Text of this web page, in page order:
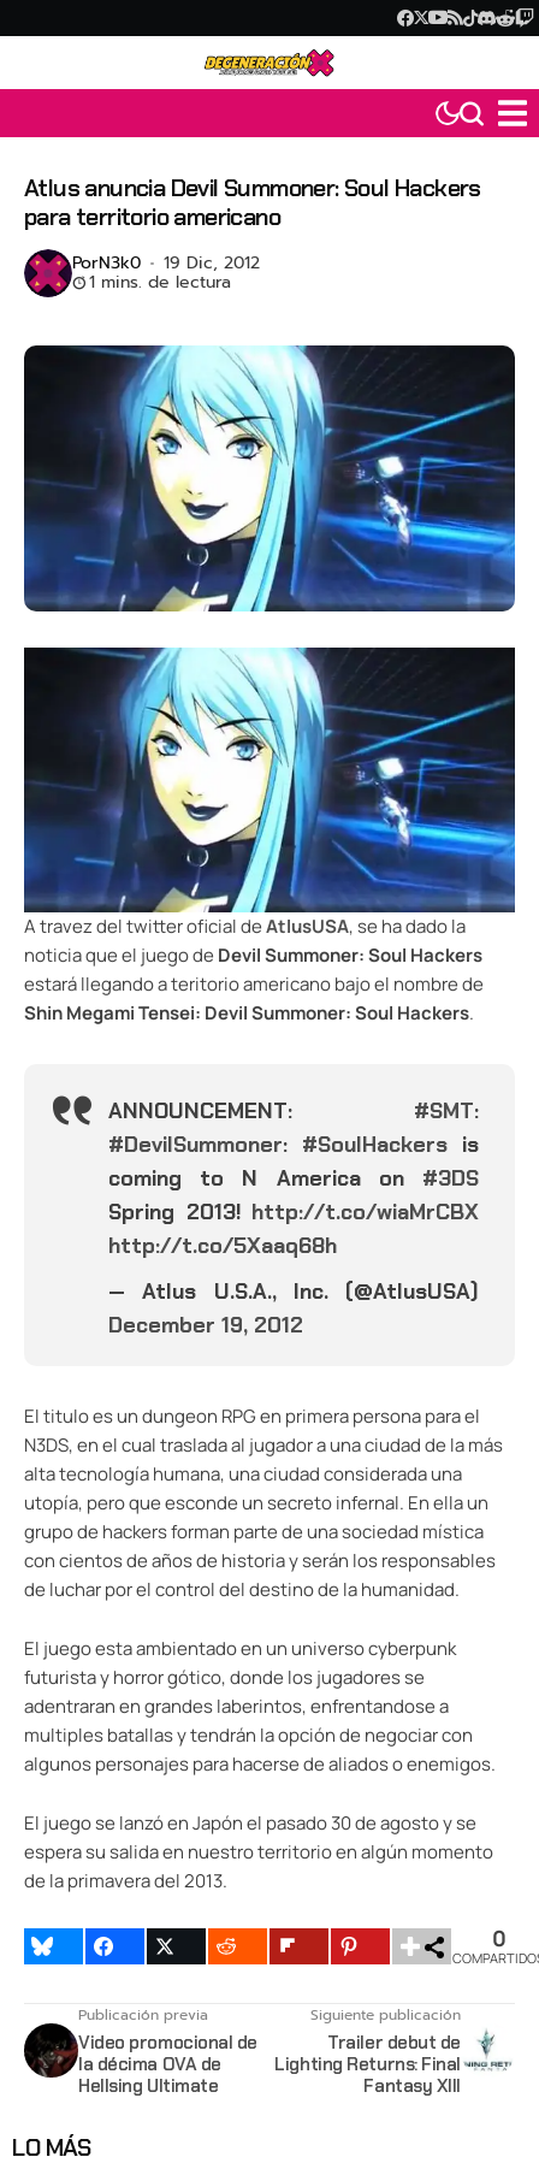
Atlus anuncia Devil Summoner: Soul Hackers
para territorio americano
PorN3k0 19 Dic, 2012
1 mins. de lectura
A travez del twitter oficial deAtlusUSA, se ha dado la
noticia que el juego de Devil Summoner: Soul Hackers
estará llegando a teritorio americano bajo el nombre de
Shin Megami Tensei: Devil Summoner: Soul Hackers.
ANNOUNCEMENT: #SMT:
#DevilSummoner: #SoulHackers is
coming to N America on #3DS
Spring 2013! http://t.co/wiaMrCBX
http://t.co/5Xaaq68h
— Atlus U.S.A., Inc. (@AtlusUSA)
December 19, 2012
El titulo es un dungeon RPG en primera persona para el
N3DS, en el cual traslada al jugador a una ciudad de la más
alta tecnología humana, una ciudad considerada una
utopía, pero que esconde un secreto infernal. En ella un
grupo de hackers forman parte de una sociedad mística
con cientos de años de historia y serán los responsables
de luchar por el control del destino de la humanidad.
El juego esta ambientado en un universo cyberpunk
futurista y horror gótico, donde los jugadores se
adentraran en grandes laberintos, enfrentandose a
multiples batallas y tendrán la opción de negociar con
algunos personajes para hacerse de aliados o enemigos.
El juego se lanzó en Japón el pasado 30 de agosto y se
espera su salida en nuestro territorio en algún momento
de la primavera del 2013.
0
Publicación previa
Video promocional de
la décima OVA de
Hellsing Ultimate
Siguiente publicación
Trailer debut de
Lighting Returns: Final
Fantasy XIII
LO MÁS